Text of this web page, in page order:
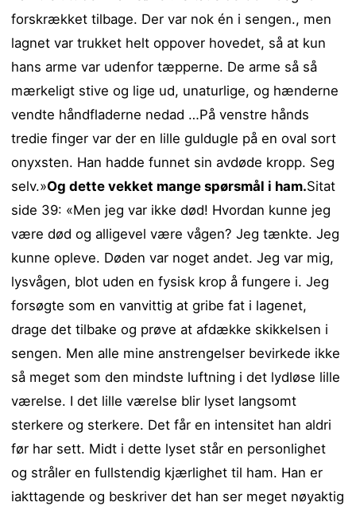
forskrækket tilbage. Der var nok én i sengen., men
lagnet var trukket helt oppover hovedet, så at kun
hans arme var udenfor tæpperne. De arme så så
mærkeligt stive og lige ud, unaturlige, og hænderne
vendte håndfladerne nedad …På venstre hånds
tredie finger var der en lille guldugle på en oval sort
onyxsten. Han hadde funnet sin avdøde kropp. Seg
selv.»Og dette vekket mange spørsmål i ham.Sitat
side 39: «Men jeg var ikke død! Hvordan kunne jeg
være død og alligevel være vågen? Jeg tænkte. Jeg
kunne opleve. Døden var noget andet. Jeg var mig,
lysvågen, blot uden en fysisk krop å fungere i. Jeg
forsøgte som en vanvittig at gribe fat i lagenet,
drage det tilbake og prøve at afdække skikkelsen i
sengen. Men alle mine anstrengelser bevirkede ikke
så meget som den mindste luftning i det lydløse lille
værelse. I det lille værelse blir lyset langsomt
sterkere og sterkere. Det får en intensitet han aldri
før har sett. Midt i dette lyset står en personlighet
og stråler en fullstendig kjærlighet til ham. Han er
iakttagende og beskriver det han ser meget nøyaktig